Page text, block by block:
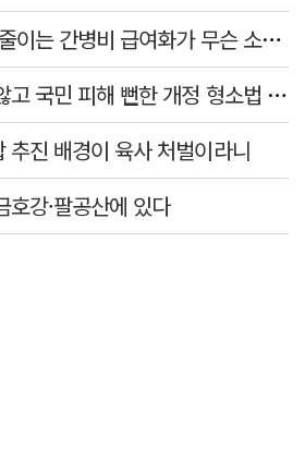
[사설] 환자 부담 못 줄이는 간병비 급여화가 무슨 소용인가
[사설] 읽어 보지도 않고 국민 피해 뻔한 개정 형소법 공포한 대통령
추진 배경이 육사 처벌이라니
강·팔공산에 있다